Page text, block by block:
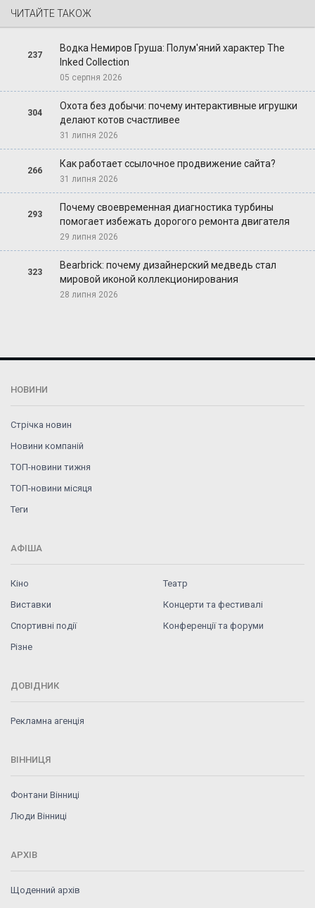
ЧИТАЙТЕ ТАКОЖ
237
Водка Немиров Груша: Полум'яний характер The
Inked Collection
05 серпня 2026
304
Охота без добычи: почему интерактивные игрушки
делают котов счастливее
31 липня 2026
266
Как работает ссылочное продвижение сайта?
31 липня 2026
293
Почему своевременная диагностика турбины
помогает избежать дорогого ремонта двигателя
29 липня 2026
323
Bearbrick: почему дизайнерский медведь стал
мировой иконой коллекционирования
28 липня 2026
НОВИНИ
Стрічка новин
Новини компаній
ТОП-новини тижня
ТОП-новини місяця
Теги
АФІША
Кіно
Театр
Виставки
Концерти та фестивалі
Спортивні події
Конференції та форуми
Різне
ДОВІДНИК
Рекламна агенція
ВІННИЦЯ
Фонтани Вінниці
Люди Вінниці
АРХІВ
Щоденний архів